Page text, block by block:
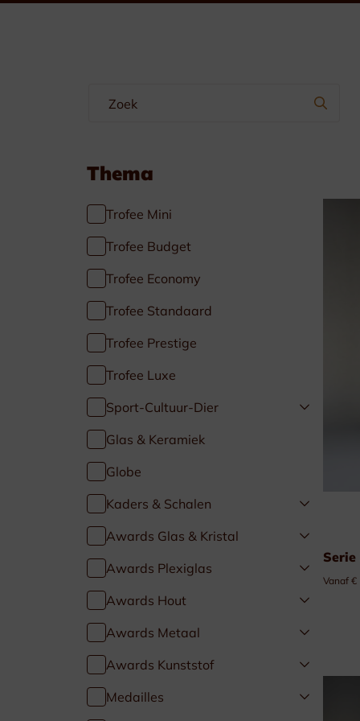
Borstzakhangers
Specials
Voetbal
Paardensport
Kaders & Schalen
Thema
Trofee Mini
Trofee Budget
Trofee Economy
Trofee Standaard
Trofee Prestige
Trofee Luxe
Sport-Cultuur-Dier
Glas & Keramiek
Globe
Kaders & Schalen
Awards Glas & Kristal
Awards Plexiglas
Awards Hout
Awards Metaal
Awards Kunststof
Medailles
Serie
Vanaf €